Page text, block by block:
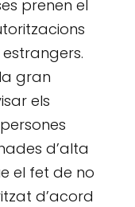
prenen el
gran
els
d’alta
el fet de no
d’acord